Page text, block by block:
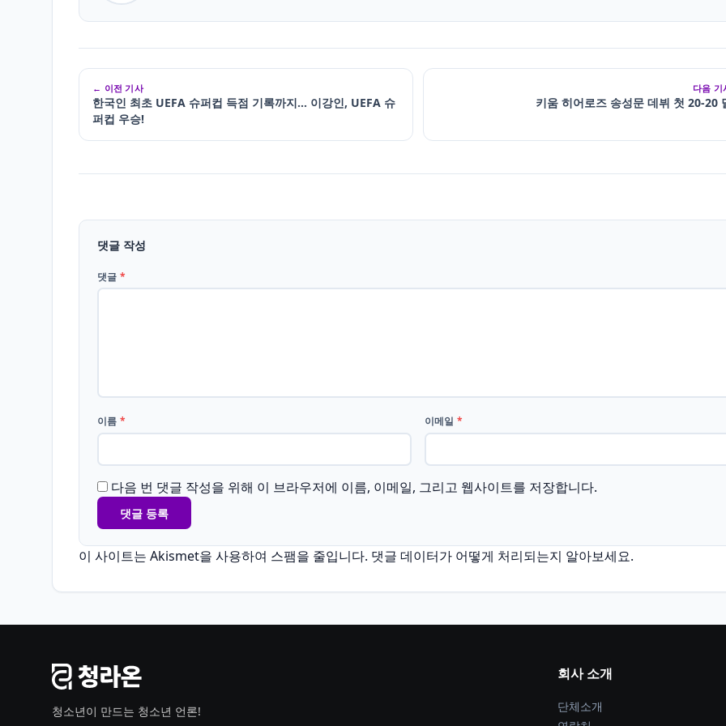
← 이전 기사
한국인 최초 UEFA 슈퍼컵 득점 기록까지… 이강인, UEFA 슈
퍼컵 우승!
다음
키움 히어로즈 송성문 데뷔 첫 20-20
댓글 작성
댓글 *
이름 * 이메일 *
다음 번 댓글 작성을 위해 이 브라우저에 이름, 이메일, 그리고 웹사이트를 저장합니다.
이 사이트는 Akismet을 사용하여 스팸을 줄입니다. 댓글 데이터가 어떻게 처리되는지 알아보세요.
청소년이 만드는 청소년 언론!
회사 소개
단체소개